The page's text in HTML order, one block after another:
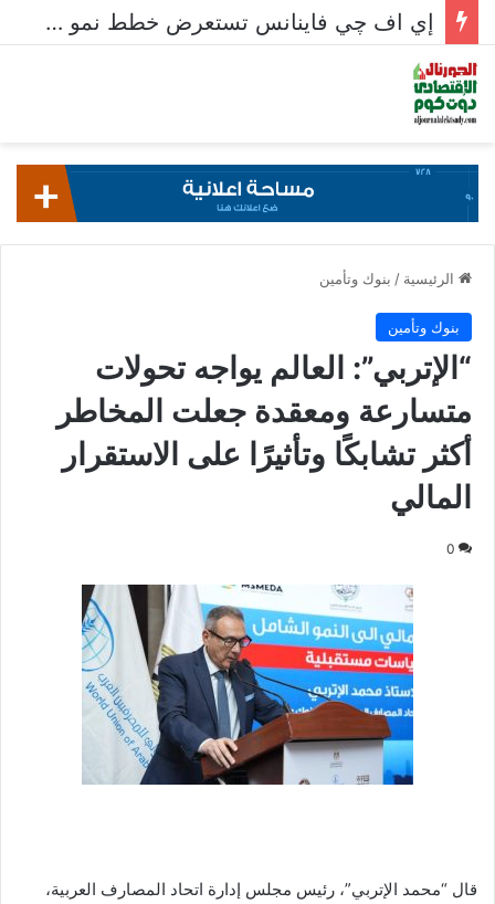
إي اف چي فاينانس تستعرض خطط نمو «بلد» لتعزيز حضورها في سوق تحويلات المصريين بالخارج
الرئيسية / بنوك وتأمين
بنوك وتأمين
“الإتربي”: العالم يواجه تحولات
متسارعة ومعقدة جعلت المخاطر
أكثر تشابكًا وتأثيرًا على الاستقرار
المالي
0
قال “محمد الإتربي”، رئيس مجلس إدارة اتحاد المصارف العربية،